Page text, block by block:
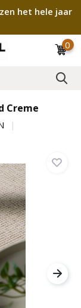
het hele jaar
0
Creme